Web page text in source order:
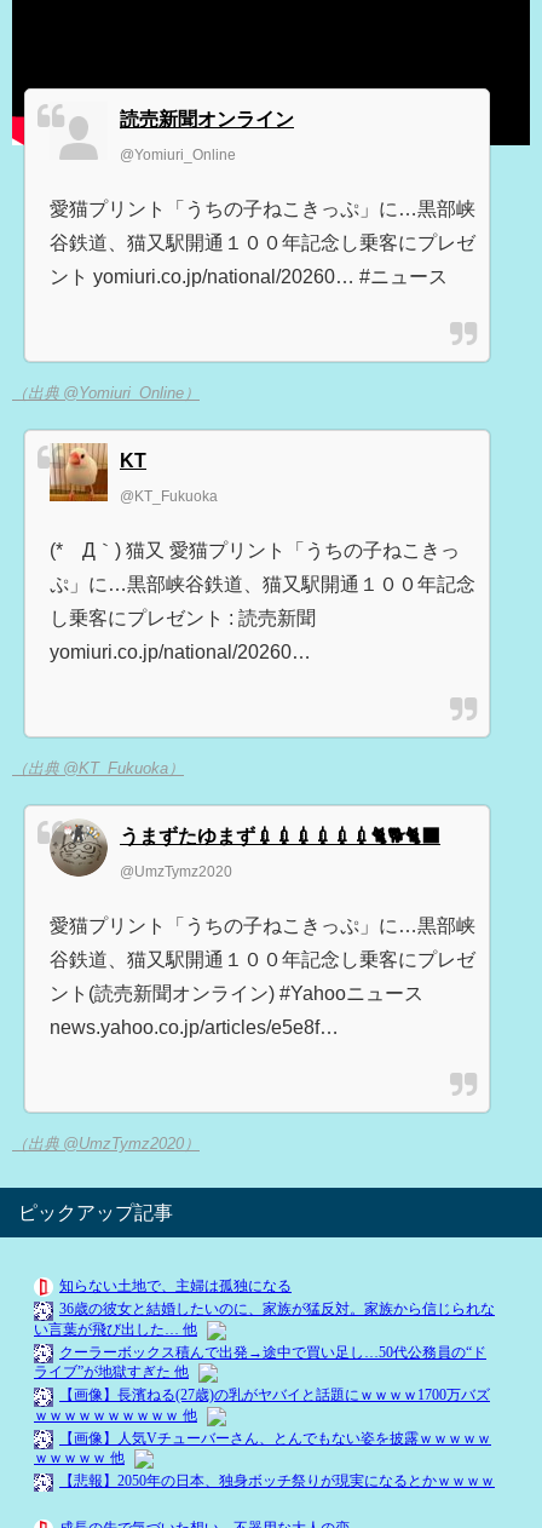
読売新聞オンライン
@Yomiuri_Online
愛猫プリント「うちの子ねこきっぷ」に…黒部峡
谷鉄道、猫又駅開通１００年記念し乗客にプレゼ
ント yomiuri.co.jp/national/20260… #ニュース
（出典 @Yomiuri_Online）
KT
@KT_Fukuoka
(*´Д｀) 猫又 愛猫プリント「うちの子ねこきっ
ぷ」に…黒部峡谷鉄道、猫又駅開通１００年記念
し乗客にプレゼント : 読売新聞
yomiuri.co.jp/national/20260…
（出典 @KT_Fukuoka）
うまずたゆまず💉💉💉💉💉💉🐈🐕🐈‍⬛
@UmzTymz2020
愛猫プリント「うちの子ねこきっぷ」に…黒部峡
谷鉄道、猫又駅開通１００年記念し乗客にプレゼ
ント(読売新聞オンライン) #Yahooニュース
news.yahoo.co.jp/articles/e5e8f…
（出典 @UmzTymz2020）
ピックアップ記事